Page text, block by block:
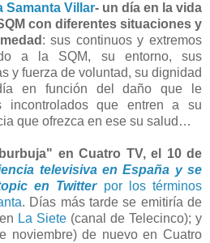
Samanta Villar- un día en la vida
con diferentes situaciones y
: sus continuos y extremos
a la SQM, su entorno, sus
y fuerza de voluntad, su dignidad
en función del daño que le
incontrolados que entren a su
que ofrezca en ese su salud…
en Cuatro TV, el 10 de
televisiva en España y se
en Twitterpor los términos
. Días más tarde se emitiría de
La Siete (canal de Telecinco); y
noviembre) de nuevo en Cuatro